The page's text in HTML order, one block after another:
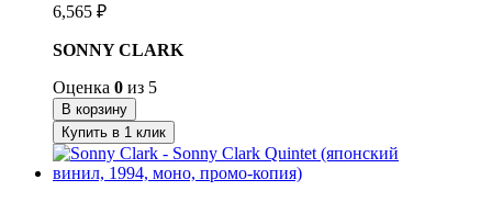
6,565 ₽
SONNY CLARK
Оценка 0 из 5
В корзину
Купить в 1 клик